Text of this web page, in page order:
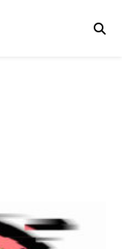
sortiert